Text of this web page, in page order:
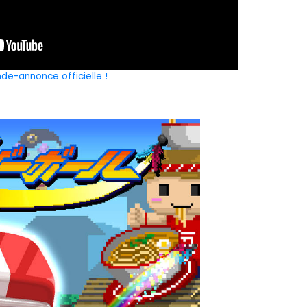
annonce officielle !